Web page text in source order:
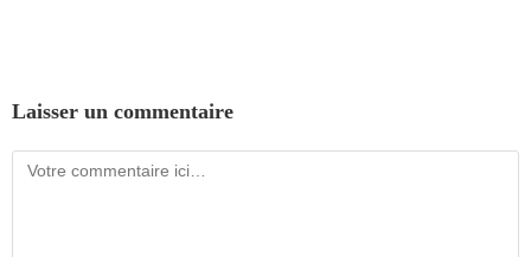
Laisser un commentaire